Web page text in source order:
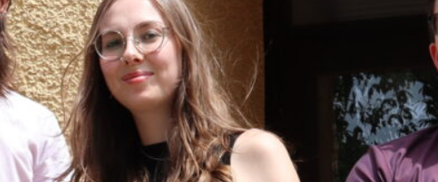
gehört für mich selbstverständlich der
Studierende brauchen bezahlbare und
Mensakonzepten bis zur finanziellen